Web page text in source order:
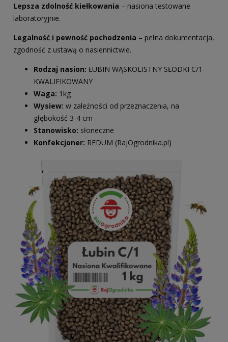
Lepsza zdolność kiełkowania – nasiona testowane
laboratoryjnie.
Legalność i pewność pochodzenia – pełna dokumentacja,
zgodność z ustawą o nasiennictwie.
Rodzaj nasion: ŁUBIN WĄSKOLISTNY SŁODKI C/1
KWALIFIKOWANY
Waga: 1kg
Wysiew: w zależności od przeznaczenia, na
głębokość 3-4 cm
Stanowisko: słoneczne
Konfekcjoner: REDUM (RajOgrodnika.pl)